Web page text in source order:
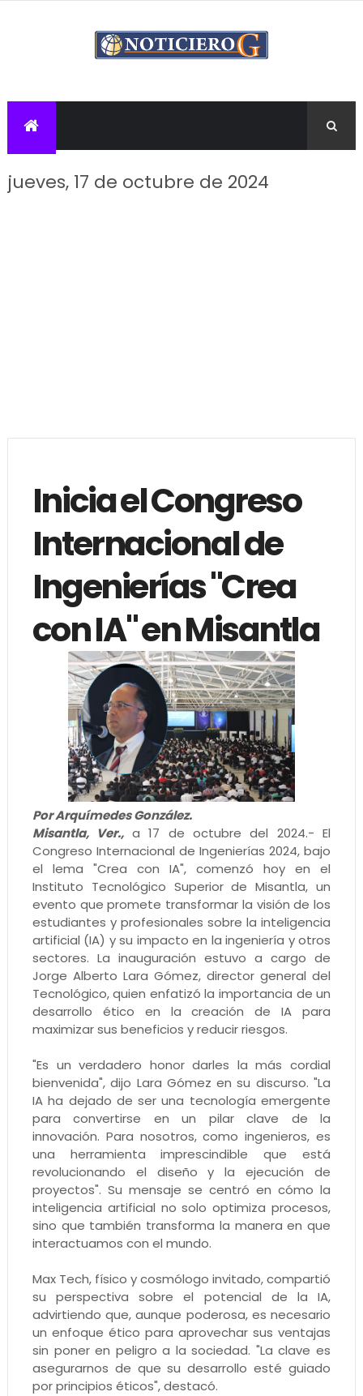
jueves, 17 de octubre de 2024
Inicia el Congreso
Internacional de
Ingenierías "Crea
con IA" en Misantla
Por Arquímedes González.
Misantla, Ver., a 17 de octubre del 2024.- El
Congreso Internacional de Ingenierías 2024, bajo
el lema "Crea con IA", comenzó hoy en el
Instituto Tecnológico Superior de Misantla, un
evento que promete transformar la visión de los
estudiantes y profesionales sobre la inteligencia
artificial (IA) y su impacto en la ingeniería y otros
sectores. La inauguración estuvo a cargo de
Jorge Alberto Lara Gómez, director general del
Tecnológico, quien enfatizó la importancia de un
desarrollo ético en la creación de IA para
maximizar sus beneficios y reducir riesgos.
"Es un verdadero honor darles la más cordial
bienvenida", dijo Lara Gómez en su discurso. "La
IA ha dejado de ser una tecnología emergente
para convertirse en un pilar clave de la
innovación. Para nosotros, como ingenieros, es
una herramienta imprescindible que está
revolucionando el diseño y la ejecución de
proyectos". Su mensaje se centró en cómo la
inteligencia artificial no solo optimiza procesos,
sino que también transforma la manera en que
interactuamos con el mundo.
Max Tech, físico y cosmólogo invitado, compartió
su perspectiva sobre el potencial de la IA,
advirtiendo que, aunque poderosa, es necesario
un enfoque ético para aprovechar sus ventajas
sin poner en peligro a la sociedad. "La clave es
asegurarnos de que su desarrollo esté guiado
por principios éticos", destacó.